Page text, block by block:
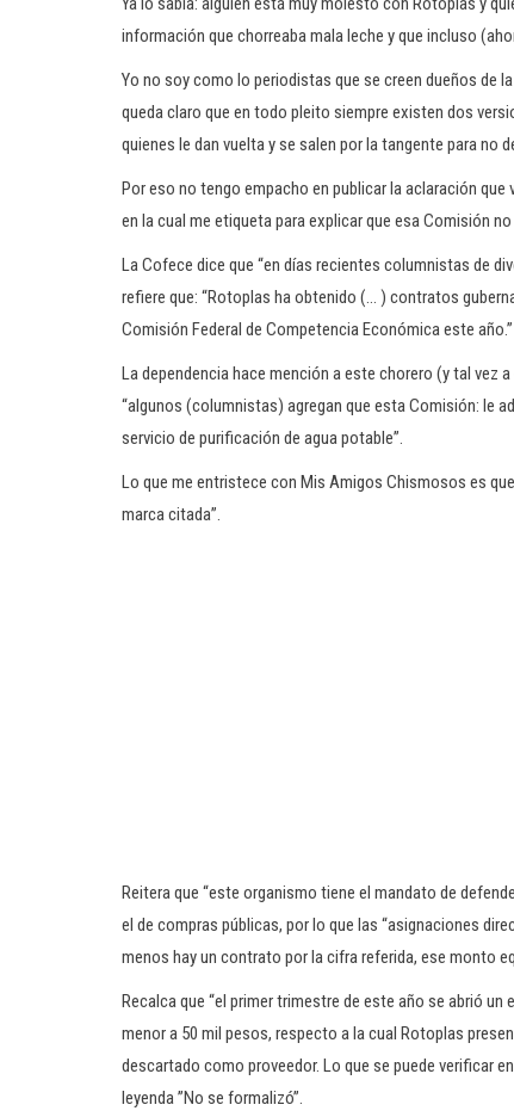
información que chorreaba mala leche y que incluso
Yo no soy como lo periodistas que se creen dueños de
queda claro que en todo pleito siempre existen dos
quienes le dan vuelta y se salen por la tangente para no
Por eso no tengo empacho en publicar la aclaración
en la cual me etiqueta para explicar que esa Comisión
La Cofece dice que “en días recientes columnistas de
refiere que: “Rotoplas ha obtenido (… ) contratos
Comisión Federal de Competencia Económica este año.”
La dependencia hace mención a este chorero (y tal vez
“algunos (columnistas) agregan que esta Comisión: le
servicio de purificación de agua potable”.
Lo que me entristece con Mis Amigos Chismosos es
marca citada”.
Reitera que “este organismo tiene el mandato de
el de compras públicas, por lo que las “asignaciones
menos hay un contrato por la cifra referida, ese monto
Recalca que “el primer trimestre de este año se abrió
menor a 50 mil pesos, respecto a la cual Rotoplas
descartado como proveedor. Lo que se puede verificar
leyenda ”No se formalizó”.